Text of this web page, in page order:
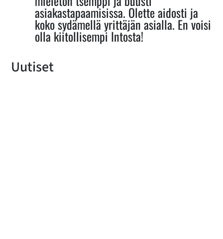
asiakastapaamisissa. Olette aidosti ja
koko sydämellä yrittäjän asialla. En voisi
olla kiitollisempi Intosta!
Uutiset